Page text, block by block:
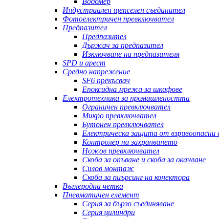
Индустриален щепселен съединител
Фотоелектричен превключвател
Предпазител
Предпазител
Държач за предпазител
Изключване на предпазителя
SPD и арест
Средно напрежение
SF6 прекъсвач
Епоксидна мрежа за шкафове
Електротехника за промишлеността
Ограничен превключвател
Микро превключвател
Бутонен превключвател
Електрическа защита от взривоопасни
Контролер на захранването
Ножов превключвател
Скоба за опъване и скоба за окачване
Силов монтаж
Скоба за пиърсинг на конектора
Въглеродна четка
Пневматичен елемент
Серия за бързо съединяване
Серия цилиндри